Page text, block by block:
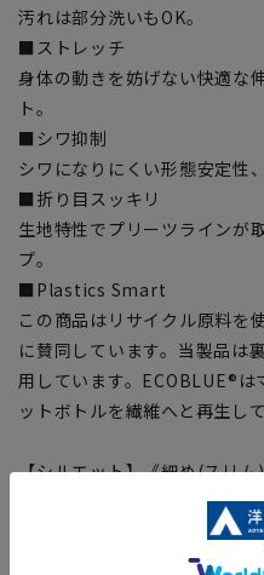
汚れは部分洗いもOK。
■ストレッチ
身体の動きを妨げない快適な
ト。
■シワ抑制
シワになりにくい形態安定性
■折り目スッキリ
生地特性でプリーツラインが
プ。
■Plastics Smart
この商品はリサイクル原料を
に賛同しています。当製品は
用しています。ECOBLUE®
ットボトルを繊維へと再生して
【シルエット】《細め(スリ
【商品に関するご注意】
■商品画像はサンプルのため